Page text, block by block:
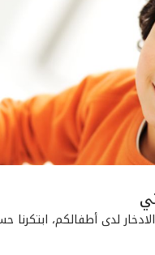
لدى أطفالكم، ابتكرنا